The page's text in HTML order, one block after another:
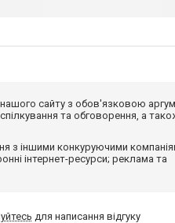
сайту з обов'язковою
та обговорення, а
з іншими конкуруючими
інтернет-ресурси; реклама та
для написання відгуку